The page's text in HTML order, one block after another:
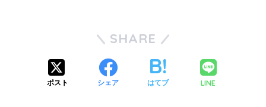
SHARE
ポスト シェア はてブ LINE